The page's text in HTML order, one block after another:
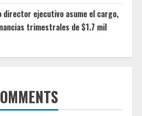
director ejecutivo asume el cargo,
trimestrales de $1.7 mil